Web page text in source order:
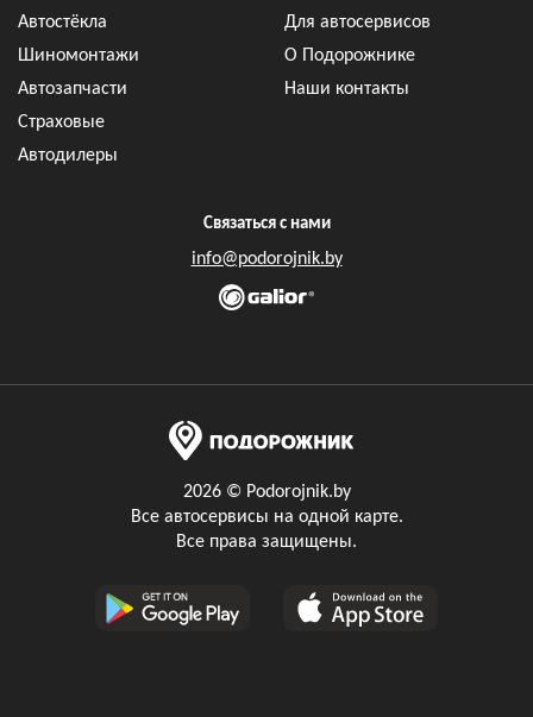
2026 © Podorojnik.by
Все автосервисы на одной карте.
Все права защищены.
Автостёкла
Шиномонтажи
Автозапчасти
Страховые
Автодилеры
Для автосервисов
О Подорожнике
Наши контакты
Связаться с нами
info@podorojnik.by